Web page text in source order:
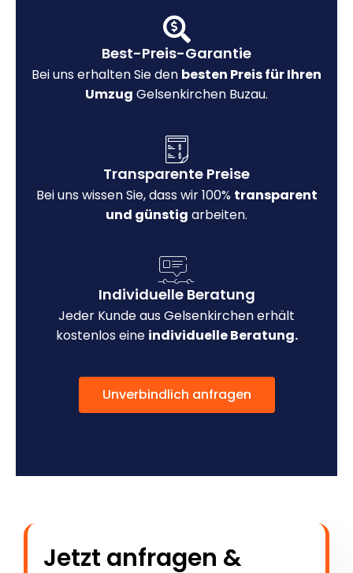
Best-Preis-Garantie
Bei uns erhalten Sie den besten Preis für Ihren
Umzug Gelsenkirchen Buzau.
Transparente Preise
Bei uns wissen Sie, dass wir 100% transparent
und günstig arbeiten.
Individuelle Beratung
Jeder Kunde aus Gelsenkirchen erhält
kostenlos eine individuelle Beratung.
Unverbindlich anfragen
Jetzt anfragen &